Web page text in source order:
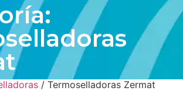
/ Termoselladoras Zermat